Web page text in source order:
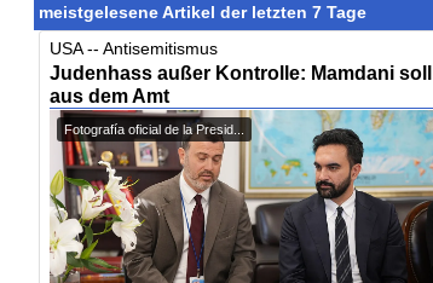
meistgelesene Artikel der letzten 7 Tage
USA -- Antisemitismus
Judenhass außer Kontrolle: Mamdani soll
aus dem Amt
Fotografía oficial de la Presid...